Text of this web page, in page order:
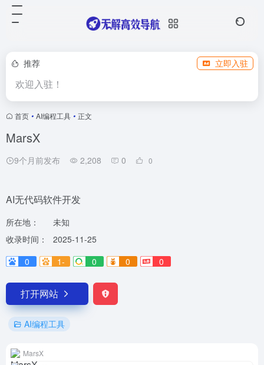
推荐 立即入驻
欢迎入驻！
首页 • AI编程工具 • 正文
MarsX
9个月前发布 2,208 0 0
AI无代码软件开发
所在地：
未知
收录时间：
2025-11-25
0
1- 0 0 0
打开网站
AI编程工具
MarsX